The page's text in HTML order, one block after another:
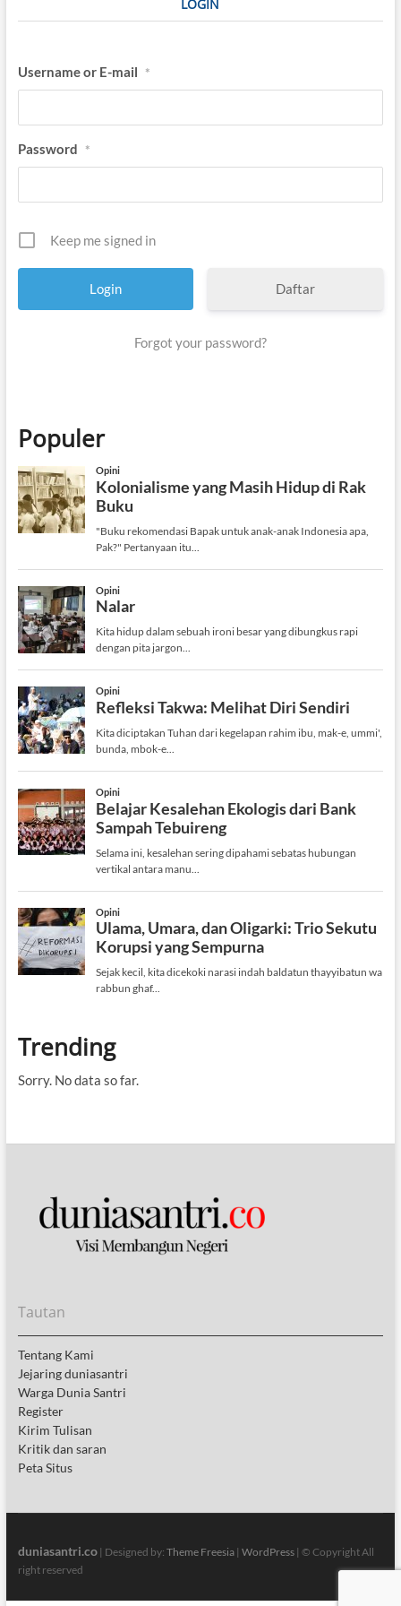
LOGIN
Username or E-mail *
Password *
Keep me signed in
Daftar
Forgot your password?
Populer
Trending
Sorry. No data so far.
Tautan
Tentang Kami
Jejaring duniasantri
Warga Dunia Santri
Register
Kirim Tulisan
Kritik dan saran
Peta Situs
duniasantri.co| Designed by: Theme Freesia| WordPress| © Copyright All
right reserved